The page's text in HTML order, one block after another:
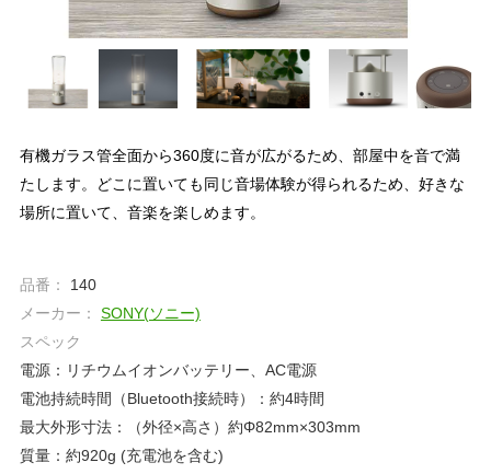
有機ガラス管全面から360度に音が広がるため、部屋中を音で満
たします。どこに置いても同じ音場体験が得られるため、好きな
場所に置いて、音楽を楽しめます。
品番：
140
メーカー：
SONY(ソニー)
スペック
電源：リチウムイオンバッテリー、AC電源
電池持続時間（Bluetooth接続時）：約4時間
最大外形寸法：（外径×高さ）約Φ82mm×303mm
質量：約920g (充電池を含む)